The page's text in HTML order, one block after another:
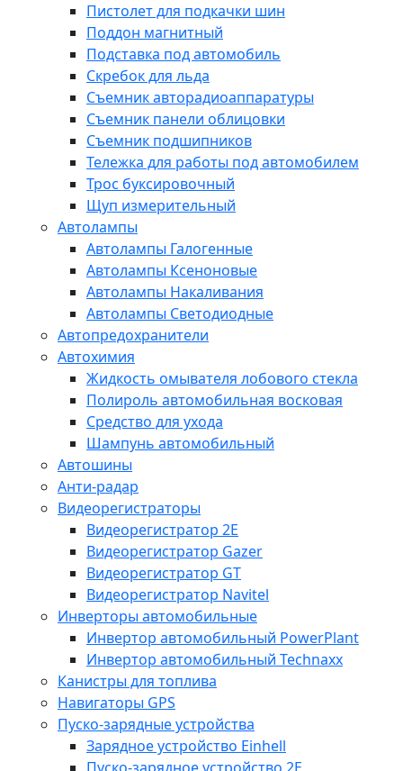
Пистолет для подкачки шин
Поддон магнитный
Подставка под автомобиль
Скребок для льда
Съемник авторадиоаппаратуры
Съемник панели облицовки
Съемник подшипников
Тележка для работы под автомобилем
Трос буксировочный
Щуп измерительный
Автолампы
Автолампы Галогенные
Автолампы Ксеноновые
Автолампы Накаливания
Автолампы Светодиодные
Автопредохранители
Автохимия
Жидкость омывателя лобового стекла
Полироль автомобильная восковая
Средство для ухода
Шампунь автомобильный
Автошины
Анти-радар
Видеорегистраторы
Видеорегистратор 2E
Видеорегистратор Gazer
Видеорегистратор GT
Видеорегистратор Navitel
Инверторы автомобильные
Инвертор автомобильный PowerPlant
Инвертор автомобильный Technaxx
Канистры для топлива
Навигаторы GPS
Пуско-зарядные устройства
Зарядное устройство Einhell